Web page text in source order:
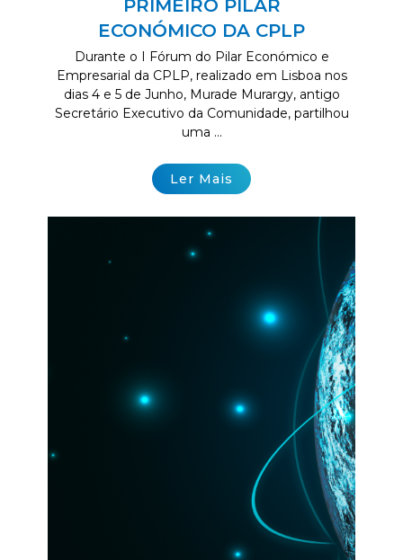
PRIMEIRO PILAR
ECONÓMICO DA CPLP
Durante o I Fórum do Pilar Económico e
Empresarial da CPLP, realizado em Lisboa nos
dias 4 e 5 de Junho, Murade Murargy, antigo
Secretário Executivo da Comunidade, partilhou
uma ...
Ler Mais